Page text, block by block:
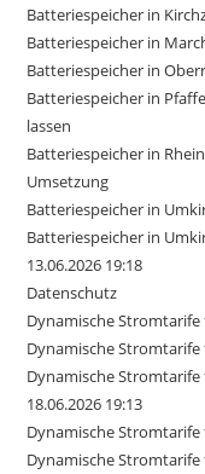
Batteriespeicher in
Batteriespeicher in
Batteriespeicher in
Batteriespeicher in
lassen
Batteriespeicher in
Umsetzung
Batteriespeicher in
Batteriespeicher in
13.06.2026 19:18
Datenschutz
Dynamische
Dynamische
Dynamische
18.06.2026 19:13
Dynamische
Dynamische